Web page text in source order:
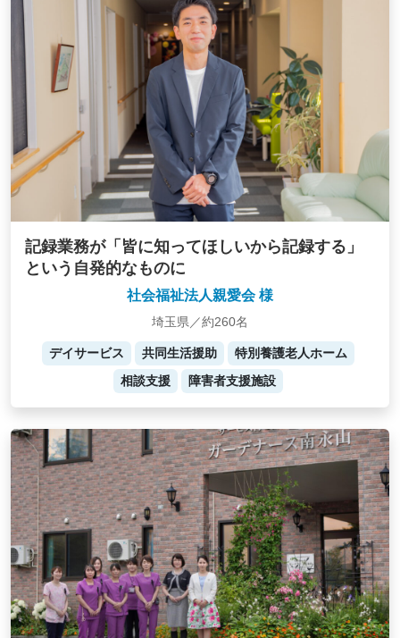
記録業務が「皆に知ってほしいから記録する」
という自発的なものに
社会福祉法人親愛会 様
埼玉県／約260名
デイサービス 共同生活援助
特別養護老人ホーム
相談支援
障害者支援施設